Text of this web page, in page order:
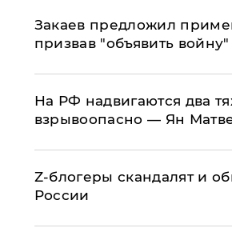
Закаев предложил
призвав "объявить
На РФ надвигаются два
взрывоопасно — Ян
Z-блогеры скандалят и
России